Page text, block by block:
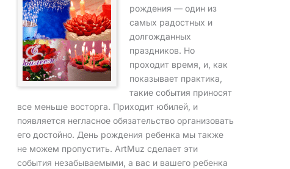
рождения — один из
самых радостных и
долгожданных
праздников. Но
проходит время, и, как
показывает практика,
такие события приносят
все меньше восторга. Приходит юбилей, и
появляется негласное обязательство организовать
его достойно. День рождения ребенка мы также
не можем пропустить. ArtMuz сделает эти
события незабываемыми, а вас и вашего ребенка